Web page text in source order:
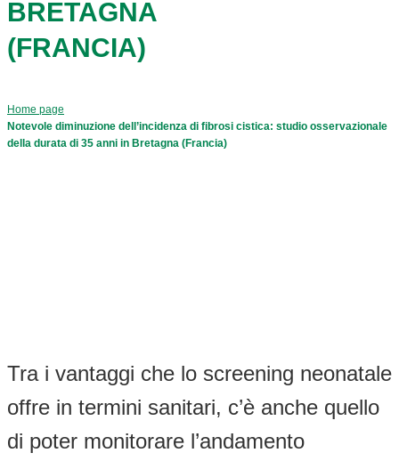
BRETAGNA
(FRANCIA)
Home page
Notevole diminuzione dell’incidenza di fibrosi cistica: studio osservazionale
della durata di 35 anni in Bretagna (Francia)
Tra i vantaggi che lo screening neonatale
offre in termini sanitari, c’è anche quello
di poter monitorare l’andamento